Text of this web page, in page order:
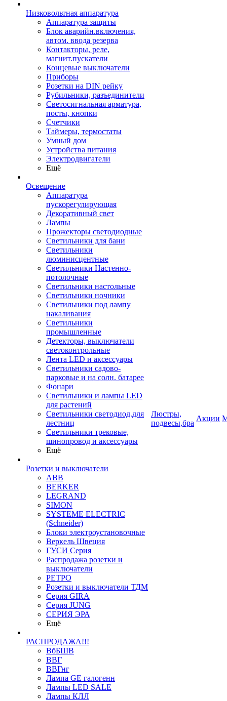
Низковольтная аппаратура
Аппаратура защиты
Блок аварийн.включения,
автом. ввода резерва
Контакторы, реле,
магнит.пускатели
Концевые выключатели
Приборы
Розетки на DIN рейку
Рубильники, разъединители
Светосигнальная арматура,
посты, кнопки
Счетчики
Таймеры, термостаты
Умный дом
Устройства питания
Электродвигатели
Ещё
Освещение
Аппаратура
пускорегулирующая
Декоративный свет
Лампы
Прожекторы светодиодные
Светильники для бани
Светильники
люминисцентные
Светильники Настенно-
потолочные
Светильники настольные
Светильники ночники
Светильники под лампу
накаливания
Светильники
промышленные
Детекторы, выключатели
светоконтрольные
Лента LED и аксессуары
Светильники садово-
парковые и на солн. батарее
Фонари
Светильники и лампы LED
для растений
Светильники светодиод.для
лестниц
Светильники трековые,
шинопровод и аксессуары
Ещё
Розетки и выключатели
ABB
BERKER
LEGRAND
SIMON
SYSTEME ELECTRIC
(Schneider)
Блоки электроустановочные
Веркель Швеция
ГУСИ Серия
Распродажа розетки и
выключатели
РЕТРО
Розетки и выключатели ТДМ
Серия GIRA
Серия JUNG
СЕРИЯ ЭРА
Ещё
РАСПРОДАЖА!!!
ВбБШВ
ВВГ
ВВГнг
Лампа GE галогенн
Лампы LED SALE
Лампы КЛЛ
Люстры,
подвесы,бра
Акции